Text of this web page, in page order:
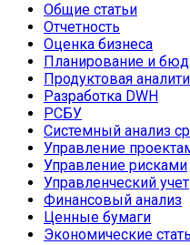
Общие статьи
Отчетность
Оценка бизнеса
Планирование и
Продуктовая
Разработка DWH
РСБУ
Системный анализ
Управление
Управление рисками
Управленческий учет
Финансовый анализ
Ценные бумаги
Экономические